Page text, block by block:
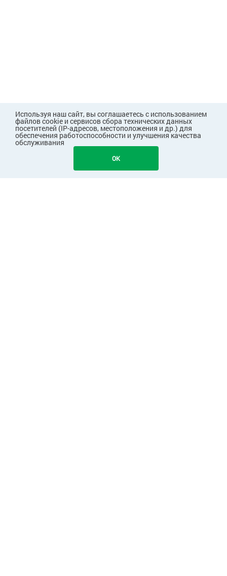
Используя наш сайт, вы соглашаетесь с использованием
файлов cookie и сервисов сбора технических данных
посетителей (IP-адресов, местоположения и др.) для
обеспечения работоспособности и улучшения качества
обслуживания
OK